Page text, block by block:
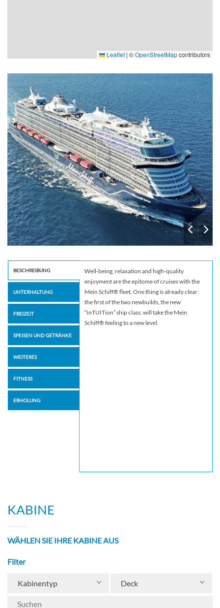
Leaflet | ©OpenStreetMapcontributors
Massagestuhl
BESCHREIBUNG
UNTERHALTUNG
FREIZEIT
SPEISEN UND GETRÄNKE
WEITERES
FITNESS
ERHOLUNG
Well-being, relaxation and high-quality
enjoyment are the epitome of cruises with the
Mein Schiff® fleet. One thing is already clear:
the first of the two newbuilds, the new
“InTUITion” ship class, will take the Mein
Schiff® feeling to a new level.
KABINE
WÄHLEN SIE IHRE KABINE AUS
Filter
Kabinentyp Deck